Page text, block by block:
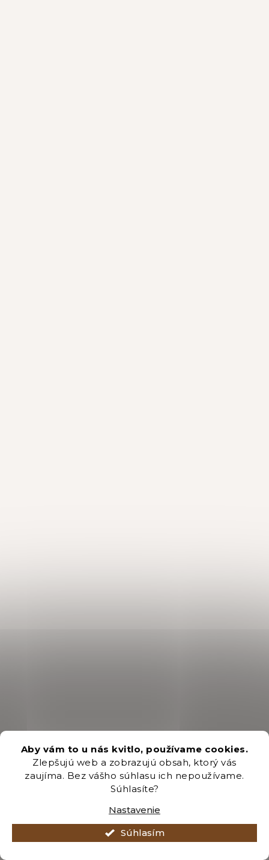
Aby vám to u nás kvitlo, používame cookies.
Zlepšujú web a zobrazujú obsah, ktorý vás
zaujíma. Bez vášho súhlasu ich nepoužívame.
Súhlasíte?
Nastavenie
Súhlasím